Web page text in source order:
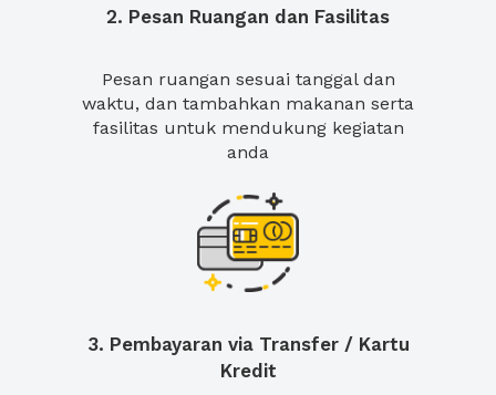
2. Pesan Ruangan dan Fasilitas
Pesan ruangan sesuai tanggal dan
waktu, dan tambahkan makanan serta
fasilitas untuk mendukung kegiatan
anda
3. Pembayaran via Transfer / Kartu
Kredit